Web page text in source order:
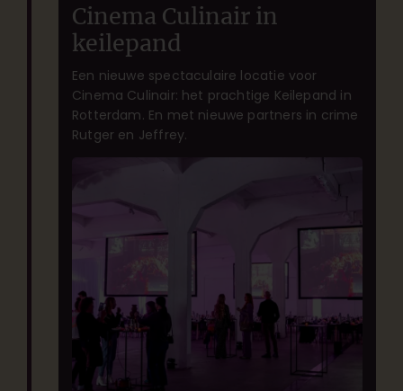
Cinema Culinair in
keilepand
Een nieuwe spectaculaire locatie voor
Cinema Culinair: het prachtige Keilepand in
Rotterdam. En met nieuwe partners in crime
Rutger en Jeffrey.